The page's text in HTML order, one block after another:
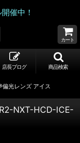
催中！
カート
店長ブログ 商品検索
光レンズ アイス
R2-NXT-HCD-ICE-